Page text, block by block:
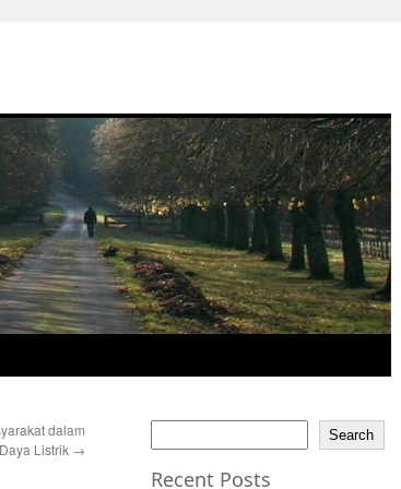
dalam
Listrik →
Search
Recent Posts